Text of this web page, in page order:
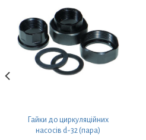
Гайки до циркуляційних
насосів d-32 (пара)